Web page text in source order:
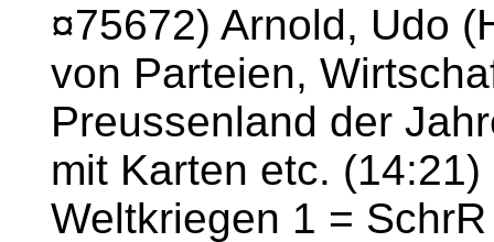
¤75672) Arnold, Udo
von Parteien,
Preussenland der
mit Karten etc.
Weltkriegen 1 =